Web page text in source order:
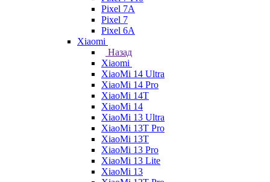
Pixel 7A
Pixel 7
Pixel 6A
Xiaomi
Назад
Xiaomi
XiaoMi 14 Ultra
XiaoMi 14 Pro
XiaoMi 14T
XiaoMi 14
XiaoMi 13 Ultra
XiaoMi 13T Pro
XiaoMi 13T
XiaoMi 13 Pro
XiaoMi 13 Lite
XiaoMi 13